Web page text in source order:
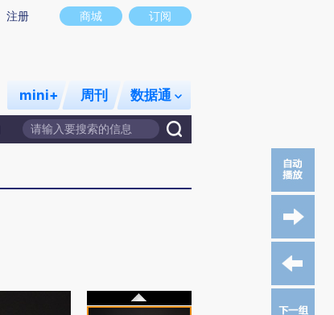
商城 订阅
注册
mini+ 周刊 数据通